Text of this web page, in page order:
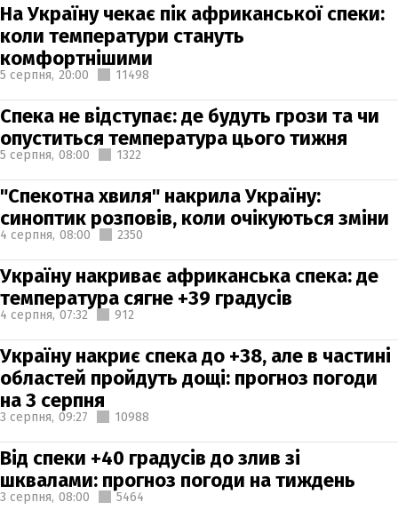
На Україну чекає пік африканської спеки:
коли температури стануть
комфортнішими
5 серпня, 20:00 11498
Спека не відступає: де будуть грози та чи
опуститься температура цього тижня
5 серпня, 08:00 1322
"Спекотна хвиля" накрила Україну:
синоптик розповів, коли очікуються зміни
4 серпня, 08:00 2350
Україну накриває африканська спека: де
температура сягне +39 градусів
4 серпня, 07:32 912
Україну накриє спека до +38, але в частині
областей пройдуть дощі: прогноз погоди
на 3 серпня
3 серпня, 09:27 10988
Від спеки +40 градусів до злив зі
шквалами: прогноз погоди на тиждень
3 серпня, 08:00 5464